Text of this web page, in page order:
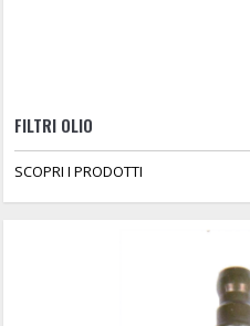
FILTRI OLIO
SCOPRI I PRODOTTI